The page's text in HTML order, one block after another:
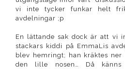
vi inte tycker funkar helt
avdelningar ;p
En lättande sak dock är att vi
stackars kiddi på EmmaLis
blev hemringt; han kräktes
den lille nosen… Då känns